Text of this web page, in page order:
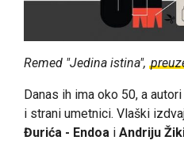
Remed "Jedina istina",
Danas ih ima oko 50, a
i strani umetnici. Vlaški
Đurića - Endoa i Andriju